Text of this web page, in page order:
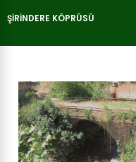
ŞIRINDERE KÖPRÜSÜ